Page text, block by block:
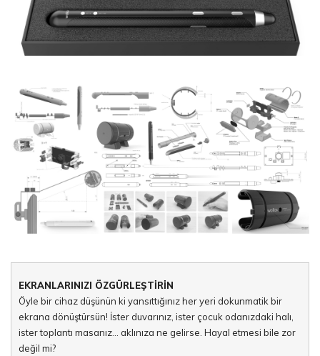
EKRANLARINIZI ÖZGÜRLEŞTİRİN
Öyle bir cihaz düşünün ki yansıttığınız her yeri dokunmatik bir
ekrana dönüştürsün! İster duvarınız, ister çocuk odanızdaki halı,
ister toplantı masanız… aklınıza ne gelirse. Hayal etmesi bile zor
değil mi?